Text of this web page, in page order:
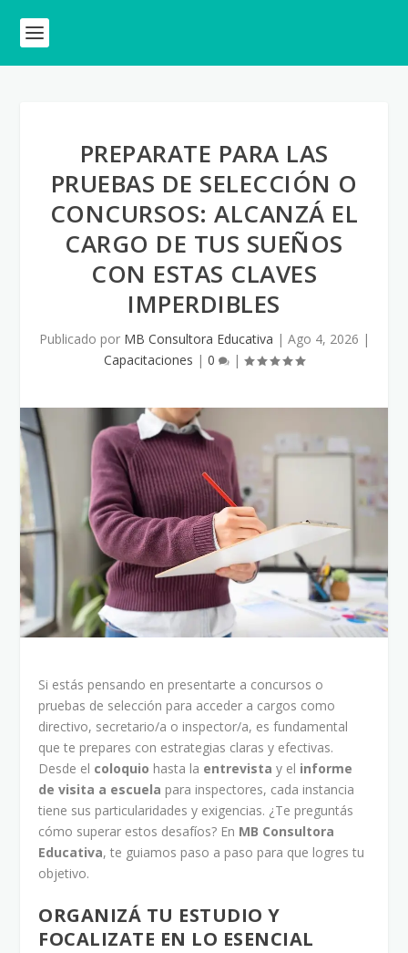
PREPARATE PARA LAS
PRUEBAS DE SELECCIÓN O
CONCURSOS: ALCANZÁ EL
CARGO DE TUS SUEÑOS
CON ESTAS CLAVES
IMPERDIBLES
Publicado por MB Consultora Educativa | Ago 4, 2026 |
Capacitaciones | 0 |
Si estás pensando en presentarte a concursos o
pruebas de selección para acceder a cargos como
directivo, secretario/a o inspector/a, es fundamental
que te prepares con estrategias claras y efectivas.
Desde el coloquio hasta la entrevista y el informe
de visita a escuela para inspectores, cada instancia
tiene sus particularidades y exigencias. ¿Te preguntás
cómo superar estos desafíos? En MB Consultora
Educativa, te guiamos paso a paso para que logres tu
objetivo.
ORGANIZÁ TU ESTUDIO Y
FOCALIZATE EN LO ESENCIAL